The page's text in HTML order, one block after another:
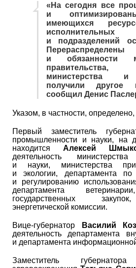
«На сегодня все
и
имеющихся
и подразделений
и обязанности
министерства и
получили другое
сообщил Денис
Указом, в частности, определено,
Первый заместитель
промышленности и науки, на
находится Алексей
деятельность
и науки, министерства
и экологии, департамента
и регулированию
департамента
государственных
энергетической комиссии.
Вице-губернатор Василий
деятельность департамента
и департамента
Заместитель